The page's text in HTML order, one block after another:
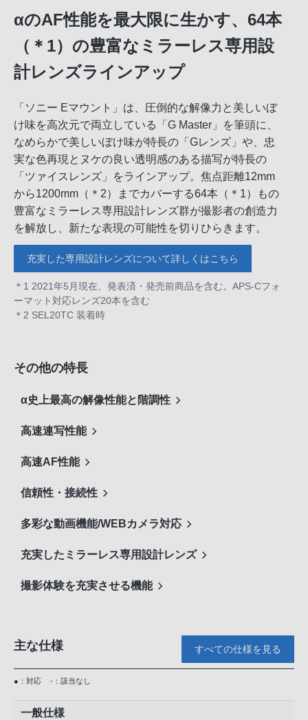
αのAF性能を最大限に生かす、64本
（＊1）の豊富なミラーレス専用設
計レンズラインアップ
「ソニー Eマウント」は、圧倒的な解像力と美しいぼ
け味を高次元で両立している「G Master」を筆頭に、
なめらかで美しいぼけ味が特長の「Gレンズ」や、忠
実な色再現とヌケの良い透明感のある描写が特長の
「ツァイスレンズ」をラインアップ。焦点距離12mm
から1200mm（＊2）までカバーする64本（＊1）もの
豊富なミラーレス専用設計レンズ群が撮影者の創造力
を解放し、新たな表現の可能性を切りひらきます。
充実した専用設計レンズについて詳しくはこちら
＊1 2021年5月現在、発表済・発売前商品を含む。APS-Cフォ
ーマット対応レンズ20本を含む
＊2 SEL20TC 装着時
その他の特長
α史上最高の解像性能と階調性
高速連写性能
高速AF性能
信頼性・接続性
多彩な動画機能/WEBカメラ対応
充実したミラーレス専用設計レンズ
撮影体験を充実させる機能
主な仕様 すべての仕様を見る
●：対応 -：該当なし
一般仕様